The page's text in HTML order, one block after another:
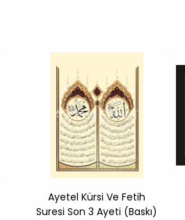
Ayetel Kürsi Ve Fetih
Suresi Son 3 Ayeti (Baskı)